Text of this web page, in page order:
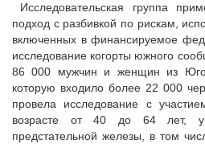
Исследовательская группа
подход с разбивкой по рискам,
включенных в финансируемое
исследование когорты южного
86 000 мужчин и женщин из
которую входило более 22 000
провела исследование с
возрасте от 40 до 64 лет, у
предстательной железы, в том